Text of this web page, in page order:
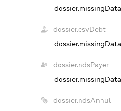
dossier.missingData
dossier.esvDebt
dossier.missingData
dossier.ndsPayer
dossier.missingData
dossier.ndsAnnul